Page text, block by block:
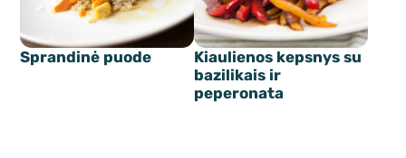
Sprandinė puode
Kiaulienos kepsnys su
bazilikais ir
peperonata